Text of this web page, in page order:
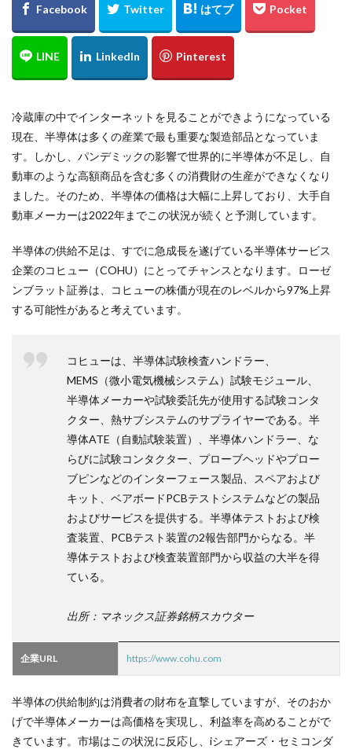
冷蔵庫の中でインターネットを見ることができようになっている
現在、半導体は多くの産業で最も重要な製造部品となっていま
す。しかし、パンデミックの影響で世界的に半導体が不足し、自
動車のような高額商品を含む多くの消費財の生産ができなくなり
ました。そのため、半導体の価格は大幅に上昇しており、大手自
動車メーカーは2022年までこの状況が続くと予測しています。
半導体の供給不足は、すでに急成長を遂げている半導体サービス
企業のコヒュー（COHU）にとってチャンスとなります。ローゼ
ンブラット証券は、コヒューの株価が現在のレベルから97%上昇
する可能性があると考えています。
コヒューは、半導体試験検査ハンドラー、
MEMS（微小電気機械システム）試験モジュール、
半導体メーカーや試験委託先が使用する試験コンタ
クター、熱サブシステムのサプライヤーである。半
導体ATE（自動試験装置）、半導体ハンドラー、な
らびに試験コンタクター、プローブヘッドやプロー
ブピンなどのインターフェース製品、スペアおよび
キット、ベアボードPCBテストシステムなどの製品
およびサービスを提供する。半導体テストおよび検
査装置、PCBテスト装置の2報告部門からなる。半
導体テストおよび検査装置部門から収益の大半を得
ている。
出所：マネックス証券銘柄スカウター
企業URL https://www.cohu.com
半導体の供給制約は消費者の財布を直撃していますが、そのおか
げで半導体メーカーは高価格を実現し、利益率を高めることがで
きています。市場はこの状況に反応し、iシェアーズ・セミコンダ